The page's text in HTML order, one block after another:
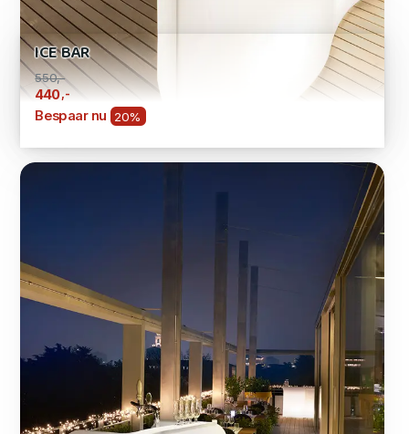
ICE BAR
550,-
440 ,-
Bespaar nu 20%